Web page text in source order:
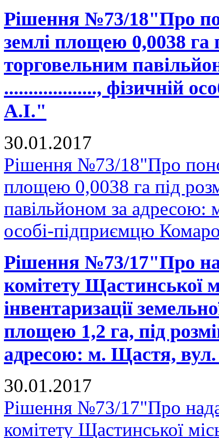
Рішення №73/18"Про
землі площею 0,0038 га
торговельним
..................., фізичній
А.І."
30.01.2017
Рішення №73/18"Про
площею 0,0038 га під
павільйоном за адресою:
особі-підприємцю
Рішення №73/17"Про
комітету Щастинської
інвентаризації
площею 1,2 га, під
адресою: м. Щастя, вул.
30.01.2017
Рішення №73/17"Про
комітету Щастинської